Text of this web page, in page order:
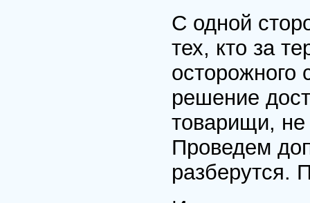
С одной
тех, кто за
осторожного
решение
товарищи,
Проведем
разберутся.